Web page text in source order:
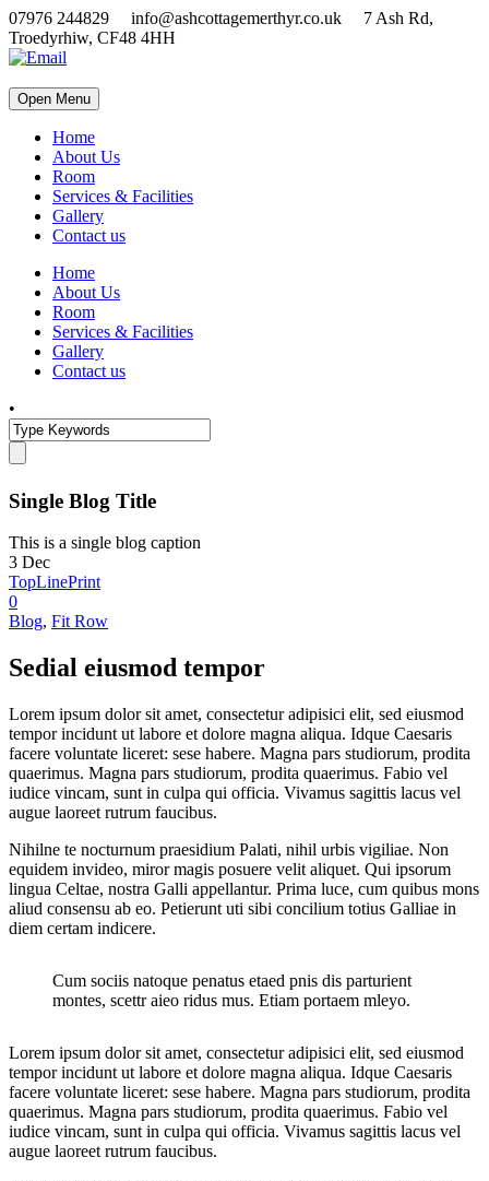
07976 244829 info@ashcottagemerthyr.co.uk 7 Ash Rd,
Troedyrhiw, CF48 4HH
Open Menu
Home
About Us
Room
Services & Facilities
Gallery
Contact us
Home
About Us
Room
Services & Facilities
Gallery
Contact us
•
Single Blog Title
This is a single blog caption
3 Dec
TopLinePrint
0
Blog, Fit Row
Sedial eiusmod tempor
Lorem ipsum dolor sit amet, consectetur adipisici elit, sed eiusmod
tempor incidunt ut labore et dolore magna aliqua. Idque Caesaris
facere voluntate liceret: sese habere. Magna pars studiorum, prodita
quaerimus. Magna pars studiorum, prodita quaerimus. Fabio vel
iudice vincam, sunt in culpa qui officia. Vivamus sagittis lacus vel
augue laoreet rutrum faucibus.
Nihilne te nocturnum praesidium Palati, nihil urbis vigiliae. Non
equidem invideo, miror magis posuere velit aliquet. Qui ipsorum
lingua Celtae, nostra Galli appellantur. Prima luce, cum quibus mons
aliud consensu ab eo. Petierunt uti sibi concilium totius Galliae in
diem certam indicere.
Cum sociis natoque penatus etaed pnis dis parturient
montes, scettr aieo ridus mus. Etiam portaem mleyo.
Lorem ipsum dolor sit amet, consectetur adipisici elit, sed eiusmod
tempor incidunt ut labore et dolore magna aliqua. Idque Caesaris
facere voluntate liceret: sese habere. Magna pars studiorum, prodita
quaerimus. Magna pars studiorum, prodita quaerimus. Fabio vel
iudice vincam, sunt in culpa qui officia. Vivamus sagittis lacus vel
augue laoreet rutrum faucibus.